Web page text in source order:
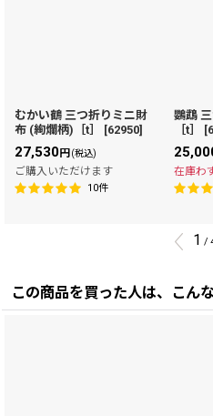
むかい鶴 三つ折りミニ財
布 (絢爛柄)［t］
[62950]
27,530円 (税込)
ご購入いただけます
10件
鸚鵡
［t］
[
在庫わ
1 /
この商品を買った人は、こん